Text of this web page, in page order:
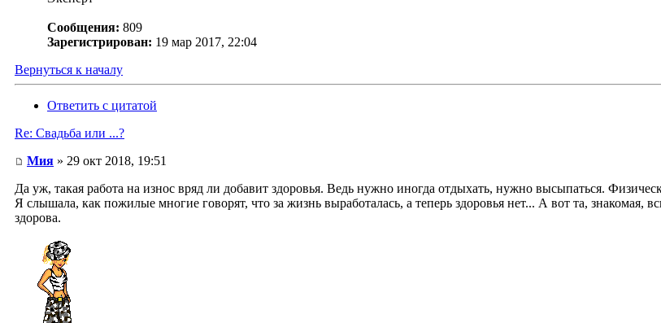
Сообщения: 809
Зарегистрирован: 19 мар 2017, 22:04
Вернуться к началу
Ответить с цитатой
Re: Свадьба или ...?
Мия » 29 окт 2018, 19:51
Да уж, такая работа на износ вряд ли добавит здоровья. Ведь нужно иногда отдыхать, нужно высыпаться.
Я слышала, как пожилые многие говорят, что за жизнь выработалась, а теперь здоровья нет... А вот та, знакомая,
здорова.